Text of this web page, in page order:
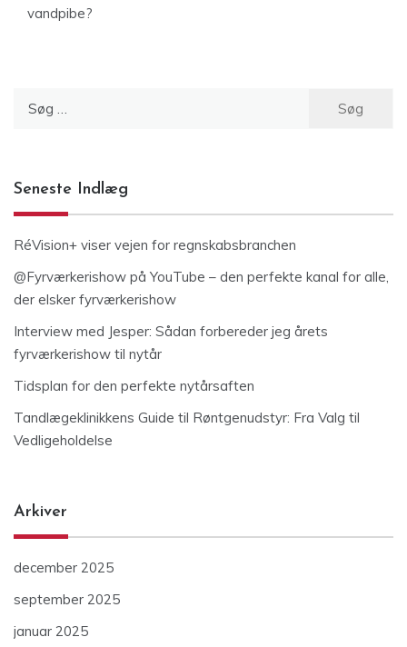
vandpibe?
efter:
Seneste Indlæg
RéVision+ viser vejen for regnskabsbranchen
@Fyrværkerishow på YouTube – den perfekte kanal for alle,
der elsker fyrværkerishow
Interview med Jesper: Sådan forbereder jeg årets
fyrværkerishow til nytår
Tidsplan for den perfekte nytårsaften
Tandlægeklinikkens Guide til Røntgenudstyr: Fra Valg til
Vedligeholdelse
Arkiver
december 2025
september 2025
januar 2025